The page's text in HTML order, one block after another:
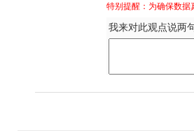
特别提醒：为确保数据
我来对此观点说两